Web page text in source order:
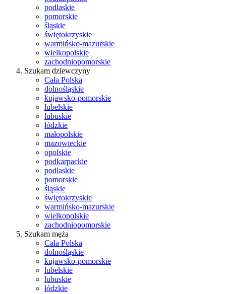
podlaskie
pomorskie
śląskie
świętokrzyskie
warmińsko-mazurskie
wielkopolskie
zachodniopomorskie
Szukam dziewczyny
Cała Polska
dolnośląskie
kujawsko-pomorskie
lubelskie
lubuskie
łódzkie
małopolskie
mazowieckie
opolskie
podkarpackie
podlaskie
pomorskie
śląskie
świętokrzyskie
warmińsko-mazurskie
wielkopolskie
zachodniopomorskie
Szukam męża
Cała Polska
dolnośląskie
kujawsko-pomorskie
lubelskie
lubuskie
łódzkie